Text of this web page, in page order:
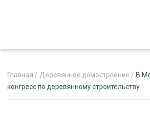
Главная / Деревянное домостроение / В
конгресс по деревянному строительству